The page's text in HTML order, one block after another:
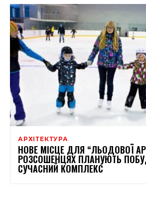
АРХІТЕКТУРА
НОВЕ МІСЦЕ ДЛЯ “ЛЬОДОВОЇ
РОЗСОШЕНЦЯХ ПЛАНУЮТЬ
СУЧАСНИЙ КОМПЛЕКС